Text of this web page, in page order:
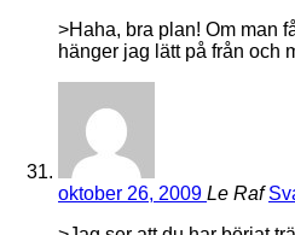
>Haha, bra plan! Om man
hänger jag lätt på från och
oktober 26, 2009 Le Raf